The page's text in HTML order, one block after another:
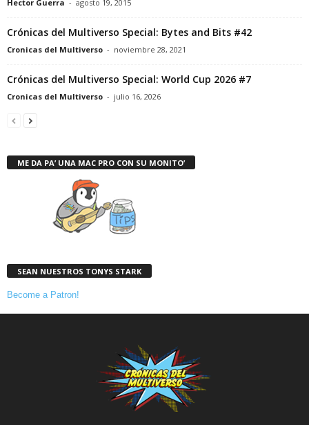
Hector Guerra - agosto 19, 2015
Crónicas del Multiverso Special: Bytes and Bits #42
Cronicas del Multiverso - noviembre 28, 2021
Crónicas del Multiverso Special: World Cup 2026 #7
Cronicas del Multiverso - julio 16, 2026
ME DA PA’ UNA MAC PRO CON SU MONITO’
SEAN NUESTROS TONYS STARK
Become a Patron!